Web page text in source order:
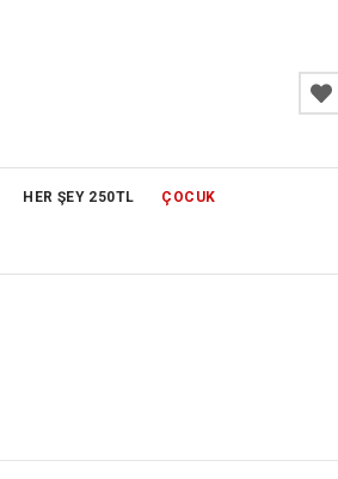
HER ŞEY 250TL ÇOCUK